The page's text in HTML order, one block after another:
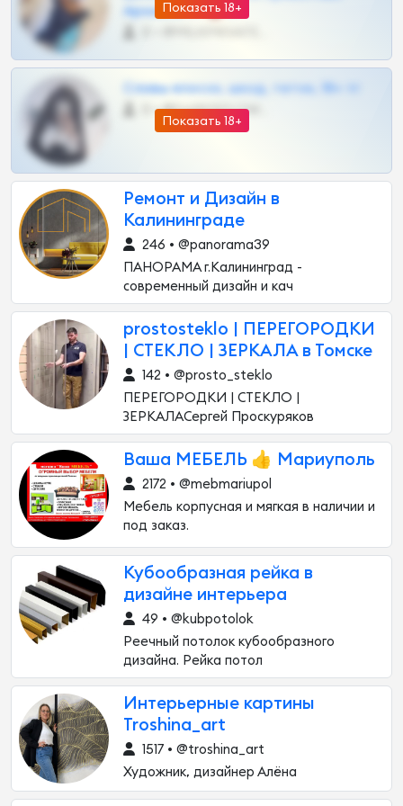
Показать 18+
Архивов ТГ 🔞💎
Показать 18+
Сливы вписок, шкод, теток, 18+ тг
0 •
Ремонт и Дизайн в
Калининграде
246 • @panorama39
ПАНОРАМА г.Калининград -
современный дизайн и кач
prostosteklo | ПЕРЕГОРОДКИ
| СТЕКЛО | ЗЕРКАЛА в Томске
142 • @prosto_steklo
ПЕРЕГОРОДКИ | СТЕКЛО |
ЗЕРКАЛАСергей Проскуряков
Ваша МЕБЕЛЬ 👍 Мариуполь
2172 • @mebmariupol
Мебель корпусная и мягкая в наличии и
под заказ.
Кубообразная рейка в
дизайне интерьера
49 • @kubpotolok
Реечный потолок кубообразного
дизайна. Рейка потол
Интерьерные картины
Troshina_art
1517 • @troshina_art
Художник, дизайнер Алёна